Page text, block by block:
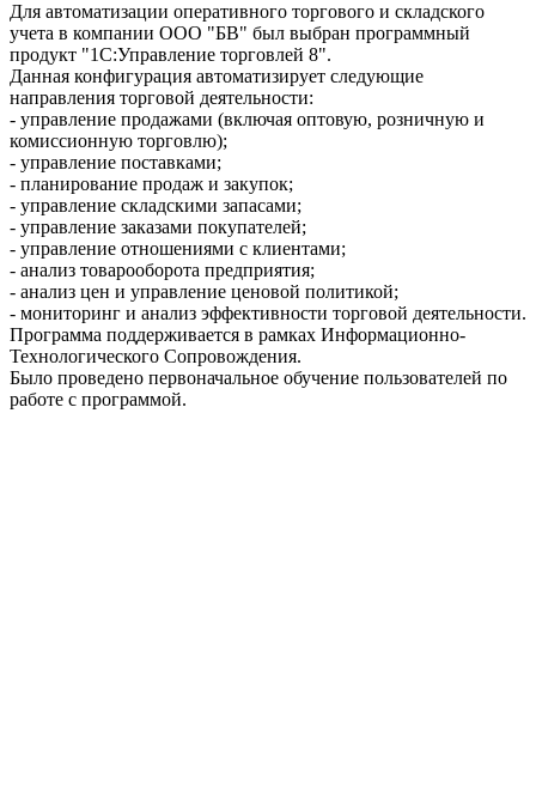
Для автоматизации оперативного торгового и складского
учета в компании ООО "БВ" был выбран программный
продукт "1С:Управление торговлей 8".
Данная конфигурация автоматизирует следующие
направления торговой деятельности:
- управление продажами (включая оптовую, розничную и
комиссионную торговлю);
- управление поставками;
- планирование продаж и закупок;
- управление складскими запасами;
- управление заказами покупателей;
- управление отношениями с клиентами;
- анализ товарооборота предприятия;
- анализ цен и управление ценовой политикой;
- мониторинг и анализ эффективности торговой деятельности.
Программа поддерживается в рамках Информационно-
Технологического Сопровождения.
Было проведено первоначальное обучение пользователей по
работе с программой.